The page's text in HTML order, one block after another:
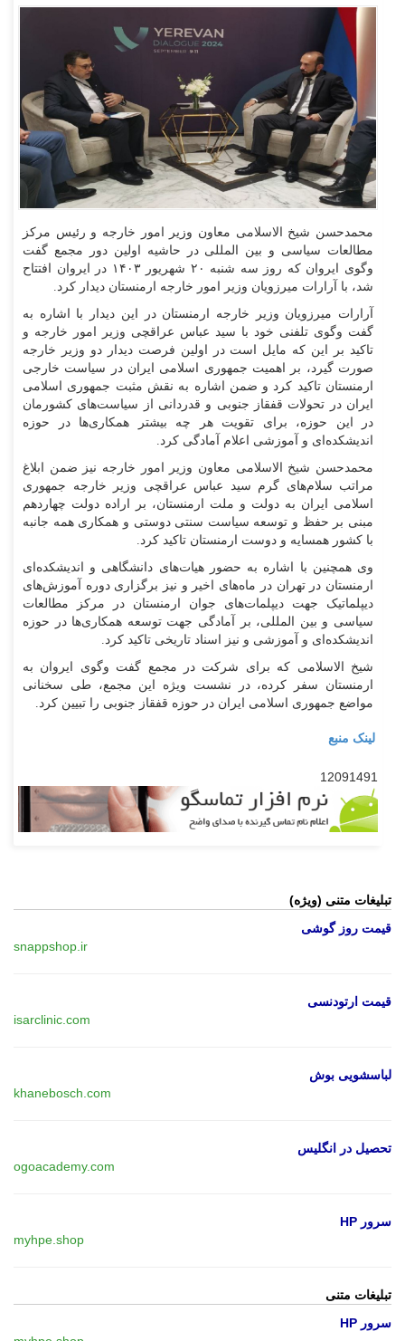
محمدحسن شیخ الاسلامی معاون وزیر امور خارجه و رئیس مرکز
مطالعات سیاسی و بین المللی در حاشیه اولین دور مجمع گفت
وگوی ایروان که روز سه شنبه ۲۰ شهریور ۱۴۰۳ در ایروان افتتاح
شد، با آرارات میرزویان وزیر امور خارجه ارمنستان دیدار کرد.
آرارات میرزویان وزیر خارجه ارمنستان در این دیدار با اشاره به
گفت وگوی تلفنی خود با سید عباس عراقچی وزیر امور خارجه و
تاکید بر این که مایل است در اولین فرصت دیدار دو وزیر خارجه
صورت گیرد، بر اهمیت جمهوری اسلامی ایران در سیاست خارجی
ارمنستان تاکید کرد و ضمن اشاره به نقش مثبت جمهوری اسلامی
ایران در تحولات قفقاز جنوبی و قدردانی از سیاست‌های کشورمان
در این حوزه، برای تقویت هر چه بیشتر همکاری‌ها در حوزه
اندیشکده‌ای و آموزشی اعلام آمادگی کرد.
محمدحسن شیخ الاسلامی معاون وزیر امور خارجه نیز ضمن ابلاغ
مراتب سلام‌های گرم سید عباس عراقچی وزیر خارجه جمهوری
اسلامی ایران به دولت و ملت ارمنستان، بر اراده دولت چهاردهم
مبنی بر حفظ و توسعه سیاست سنتی دوستی و همکاری همه جانبه
با کشور همسایه و دوست ارمنستان تاکید کرد.
وی همچنین با اشاره به حضور هیات‌های دانشگاهی و اندیشکده‌ای
ارمنستان در تهران در ماه‌های اخیر و نیز برگزاری دوره آموزش‌های
دیپلماتیک جهت دیپلمات‌های جوان ارمنستان در مرکز مطالعات
سیاسی و بین المللی، بر آمادگی جهت توسعه همکاری‌ها در حوزه
اندیشکده‌ای و آموزشی و نیز اسناد تاریخی تاکید کرد.
شیخ الاسلامی که برای شرکت در مجمع گفت وگوی ایروان به
ارمنستان سفر کرده، در نشست ویژه این مجمع، طی سخنانی
مواضع جمهوری اسلامی ایران در حوزه قفقاز جنوبی را تبیین کرد.
لینک منبع
12091491
تبلیغات متنی (ویژه)
قیمت روز گوشی
snappshop.ir
قیمت ارتودنسی
isarclinic.com
لباسشویی بوش
khanebosch.com
تحصیل در انگلیس
ogoacademy.com
سرور HP
myhpe.shop
تبلیغات متنی
سرور HP